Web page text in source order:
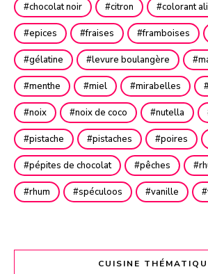
chocolat noir citron colorant
epices fraises framboises
gélatine levure boulangère
menthe miel mirabelles
noix noix de coco nutella
pistache pistaches poires
pépites de chocolat pêches
rhum spéculoos vanille
CUISINE